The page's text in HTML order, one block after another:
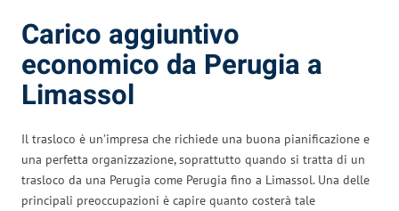
Carico aggiuntivo
economico da Perugia a
Limassol
Il trasloco è un’impresa che richiede una buona pianificazione e
una perfetta organizzazione, soprattutto quando si tratta di un
trasloco da una Perugia come Perugia fino a Limassol. Una delle
principali preoccupazioni è capire quanto costerà tale